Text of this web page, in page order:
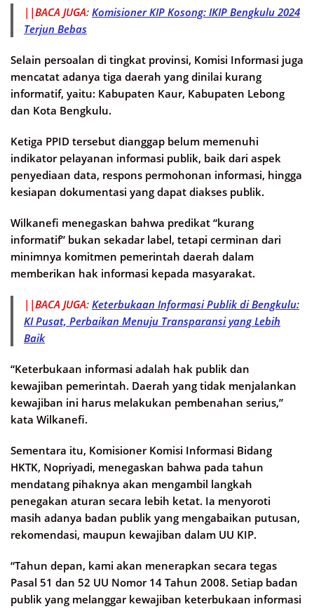
||BACA JUGA: Komisioner KIP Kosong: IKIP Bengkulu 2024
Terjun Bebas
Selain persoalan di tingkat provinsi, Komisi Informasi juga
mencatat adanya tiga daerah yang dinilai kurang
informatif, yaitu: Kabupaten Kaur, Kabupaten Lebong
dan Kota Bengkulu.
Ketiga PPID tersebut dianggap belum memenuhi
indikator pelayanan informasi publik, baik dari aspek
penyediaan data, respons permohonan informasi, hingga
kesiapan dokumentasi yang dapat diakses publik.
Wilkanefi menegaskan bahwa predikat “kurang
informatif” bukan sekadar label, tetapi cerminan dari
minimnya komitmen pemerintah daerah dalam
memberikan hak informasi kepada masyarakat.
||BACA JUGA: Keterbukaan Informasi Publik di Bengkulu:
KI Pusat, Perbaikan Menuju Transparansi yang Lebih
Baik
“Keterbukaan informasi adalah hak publik dan
kewajiban pemerintah. Daerah yang tidak menjalankan
kewajiban ini harus melakukan pembenahan serius,”
kata Wilkanefi.
Sementara itu, Komisioner Komisi Informasi Bidang
HKTK, Nopriyadi, menegaskan bahwa pada tahun
mendatang pihaknya akan mengambil langkah
penegakan aturan secara lebih ketat. Ia menyoroti
masih adanya badan publik yang mengabaikan putusan,
rekomendasi, maupun kewajiban dalam UU KIP.
“Tahun depan, kami akan menerapkan secara tegas
Pasal 51 dan 52 UU Nomor 14 Tahun 2008. Setiap badan
publik yang melanggar kewajiban keterbukaan informasi